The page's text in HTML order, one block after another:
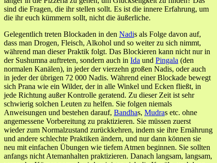
sind die Fragen, die ihr stellen sollt. Es ist die innere Erfahrung, um
die ihr euch kümmern sollt, nicht die äußerliche.
Gelegentlich treten Blockaden in den Nadis als Folge davon auf,
dass man Drogen, Fleisch, Alkohol und so weiter zu sich nimmt,
während man dieser Praktik folgt. Das Blockieren kann nicht nur in
der Sushumna auftreten, sondern auch in Ida und Pingala (den
normalen Kanälen), in jeder der vierzehn großen Nadis, oder auch
in jeder der übrigen 72 000 Nadis. Während einer Blockade bewegt
sich Prana wie ein Wilder, der in alle Winkel und Ecken fließt, in
jede Richtung außer Kontrolle geratend. Zu dieser Zeit ist sehr
schwierig solchen Leuten zu helfen. Sie folgen niemals
Anweisungen und bestehen darauf, Bandhas, Mudras etc. ohne
angemessene Vorbereitung zu praktizieren. Sie müssen zuerst
wieder zum Normalzustand zurückkehren, indem sie ihre Ernährung
und andere schlechte Praktiken ändern, und nur dann können sie
neu mit einfachen Übungen wie tiefem Atmen beginnen. Sie sollten
anfangs nicht Atemanhalten praktizieren. Danach langsam, langsam,